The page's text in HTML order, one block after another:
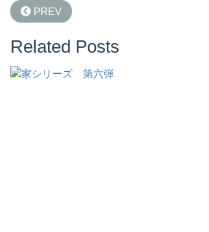
PREV
Related Posts